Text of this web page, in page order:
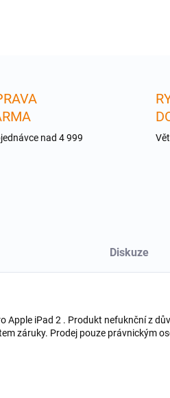
nad 4 999
Diskuze
Apple iPad 2 . Produkt nefuknční z
záruky. Prodej pouze právnickým